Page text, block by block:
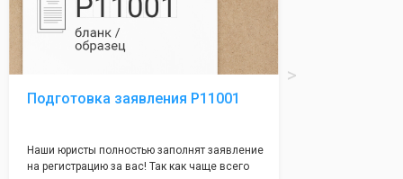
Подготовка заявления Р11001
Наши юристы полностью заполнят заявление
на регистрацию за вас! Так как чаще всего